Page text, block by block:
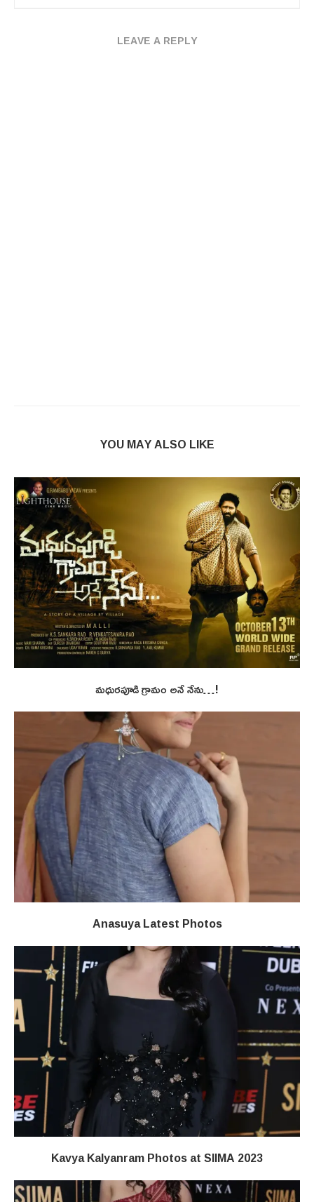
LEAVE A REPLY
YOU MAY ALSO LIKE
మధురపూడి గ్రామం అనే నేను…!
Anasuya Latest Photos
Kavya Kalyanram Photos at SIIMA 2023